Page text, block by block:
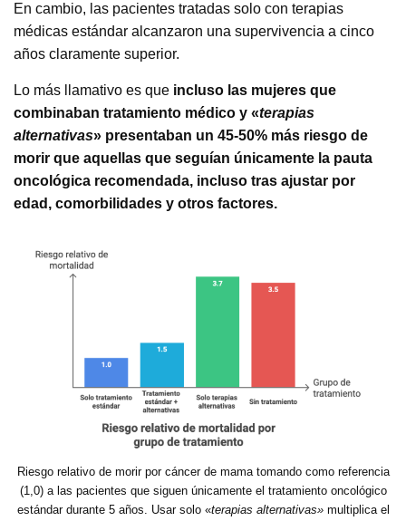
En cambio, las pacientes tratadas solo con terapias
médicas estándar alcanzaron una supervivencia a cinco
años claramente superior.
Lo más llamativo es que incluso las mujeres que
combinaban tratamiento médico y «terapias
alternativas» presentaban un 45‑50% más riesgo de
morir que aquellas que seguían únicamente la pauta
oncológica recomendada, incluso tras ajustar por
edad, comorbilidades y otros factores.
Riesgo relativo de morir por cáncer de mama tomando como referencia
(1,0) a las pacientes que siguen únicamente el tratamiento oncológico
estándar durante 5 años. Usar solo «terapias alternativas»multiplica el